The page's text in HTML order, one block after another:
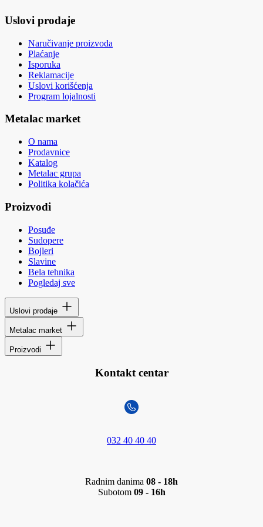
Uslovi prodaje
Naručivanje proizvoda
Plaćanje
Isporuka
Reklamacije
Uslovi korišćenja
Program lojalnosti
Metalac market
O nama
Prodavnice
Katalog
Metalac grupa
Politika kolačića
Proizvodi
Posuđe
Sudopere
Bojleri
Slavine
Bela tehnika
Pogledaj sve
Uslovi prodaje
Metalac market
Proizvodi
Kontakt centar
032 40 40 40
Radnim danima 08 - 18h
Subotom 09 - 16h